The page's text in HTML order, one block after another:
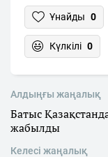
Ұнайды 0
Күлкілі 0
Алдыңғы жаңалық
Батыс
жабылды
Келесі жаңалық